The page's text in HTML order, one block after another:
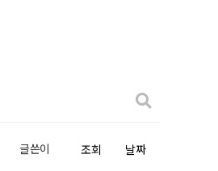
글쓴이 조회 날짜